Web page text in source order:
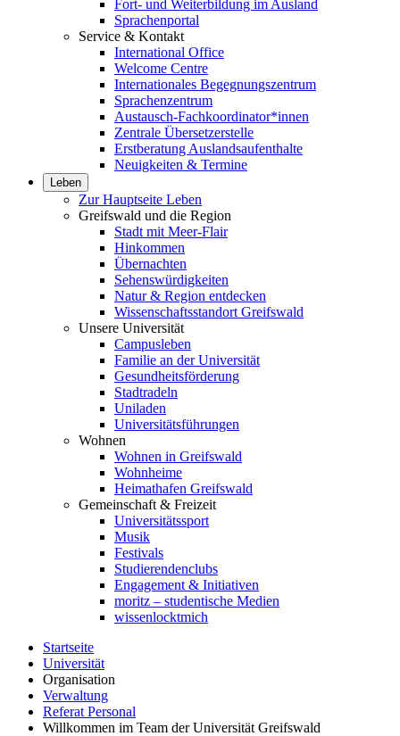
Fort- und Weiterbildung im Ausland
Sprachenportal
Service & Kontakt
International Office
Welcome Centre
Internationales Begegnungszentrum
Sprachenzentrum
Austausch-Fachkoordinator*innen
Zentrale Übersetzerstelle
Erstberatung Auslandsaufenthalte
Neuigkeiten & Termine
Leben
Zur Hauptseite Leben
Greifswald und die Region
Stadt mit Meer-Flair
Hinkommen
Übernachten
Sehenswürdigkeiten
Natur & Region entdecken
Wissenschaftsstandort Greifswald
Unsere Universität
Campusleben
Familie an der Universität
Gesundheitsförderung
Stadtradeln
Uniladen
Universitätsführungen
Wohnen
Wohnen in Greifswald
Wohnheime
Heimathafen Greifswald
Gemeinschaft & Freizeit
Universitätssport
Musik
Festivals
Studierendenclubs
Engagement & Initiativen
moritz – studentische Medien
wissenlocktmich
Startseite
Universität
Organisation
Verwaltung
Referat Personal
Willkommen im Team der Universität Greifswald